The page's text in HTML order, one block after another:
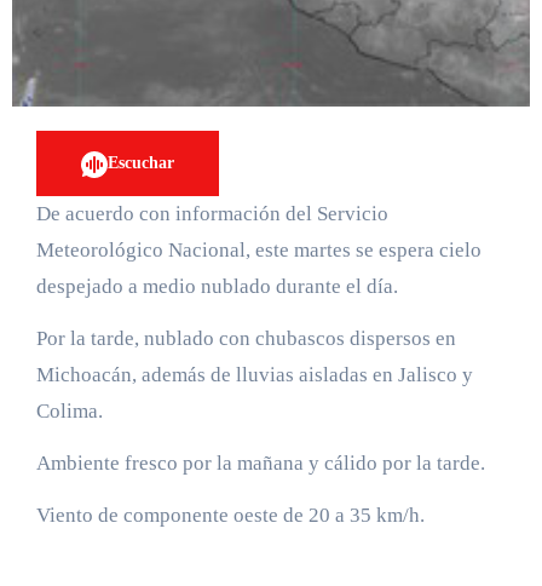
Escuchar
De acuerdo con información del Servicio
Meteorológico Nacional, este martes se espera cielo
despejado a medio nublado durante el día.
Por la tarde, nublado con chubascos dispersos en
Michoacán, además de lluvias aisladas en Jalisco y
Colima.
Ambiente fresco por la mañana y cálido por la tarde.
Viento de componente oeste de 20 a 35 km/h.